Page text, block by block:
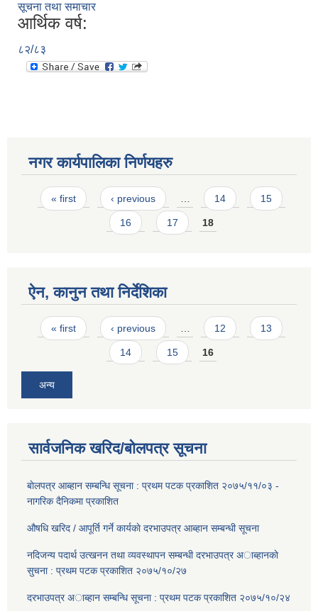
सूचना तथा समाचार
आर्थिक वर्ष:
८२/८३
नगर कार्यपालिका निर्णयहरु
Pages
« first ‹ previous … 14 15
16 17 18
ऐन, कानुन तथा निर्देशिका
Pages
« first ‹ previous 12 13
14 15 16
अन्य
सार्वजनिक खरिद/बोलपत्र सूचना
बाेलपत्र आब्हान सम्बन्धि सूचना : प्रथम पटक प्रकाशित २०७५/११/०३ -
नागरिक दैनिकमा प्रकाशित
औषधि खरिद / आपूर्ति गर्ने कार्यकाे दरभाउपत्र आब्हान सम्बन्धी सूचना
नदिजन्य पदार्थ उत्खनन तथा व्यवस्थापन सम्बन्धी दरभाउपत्र अाब्हानकाे
सुचना : प्रथम पटक प्रकाशित २०७५/१०/२७
दरभाउपत्र अाब्हान सम्बन्धि सूचना : प्रथम पटक प्रकाशित २०७५/१०/२४